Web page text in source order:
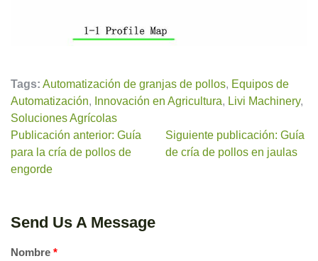
Tags: Automatización de granjas de pollos, Equipos de
Automatización, Innovación en Agricultura, Livi Machinery,
Soluciones Agrícolas
Publicación anterior: Guía
para la cría de pollos de
engorde
Siguiente publicación: Guía
de cría de pollos en jaulas
Send Us A Message
Nombre *